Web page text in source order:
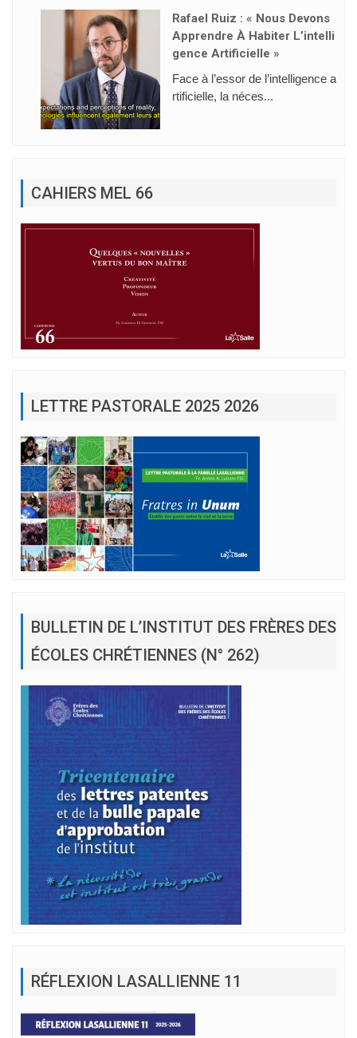
Rafael Ruiz : « Nous Devons
Apprendre À Habiter L’intelli
Gence Artificielle »
Face à l’essor de l’intelligence a
rtificielle, la néces...
CAHIERS MEL 66
LETTRE PASTORALE 2025 2026
BULLETIN DE L’INSTITUT DES FRÈRES DES
ÉCOLES CHRÉTIENNES (N° 262)
RÉFLEXION LASALLIENNE 11